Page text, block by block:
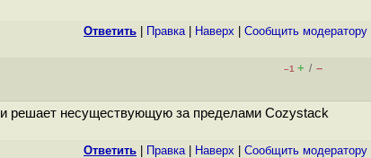
Ответить Правка| Наверх Cообщить модератору
–1 + / –
и решает несуществующую за пределами Cozystack
Ответить Правка| Наверх Cообщить модератору